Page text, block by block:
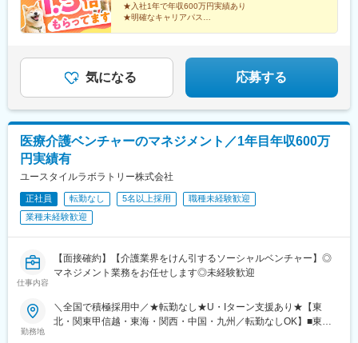
道駅、梶が谷駅、反町駅、電鉄富山駅・エスタ前駅、北松本駅、
日吉町駅、第一通り駅、太閤通駅、車道駅、四日市駅、びわ湖浜
大津駅、大宮駅(京都府)、清水五条駅、西大路三条駅、桃山駅、阿
阪府)、長堀橋駅、西川緑道公園駅、横川駅(広島県)、猿猴橋町
駅、片原町駅(香川県)、市役所前駅(愛媛県)、中洲川端駅、天神南
駅、西黒崎駅、旦過駅、長崎駅(長崎県)、九品寺交差点駅、国府駅
越・香川・徳島・青森・多摩川にて新規オープン★別事業へのキ
ャリアチェンジによる昇格可能☆ページ下部「勤務地の一例」も
ご参照ください【2／全国マネージャーコース】◆全国募集／引越
在地はHP参照⇒養成期間後の勤務地は現在お住まいの地域又はジ
ェネラルマネージャーと相談の上決定◆引越し手当支給・家賃無
料の借り上げ社宅提供☆早期キャリアアップしたい方に最適なポ
ジション
★入社1年で年収600万円実績あり
★明確なキャリアパス
気になる 応募する
医療介護ベンチャーのマネジメント／1年目年収600万
円実績有
ユースタイルラボラトリー株式会社
正社員 転勤なし 5名以上採用
職種未経験歓迎
業種未経験歓迎
仕事内容
【面接確約】【介護業界をけん引するソーシャルベンチャー】◎
マネジメント業務をお任せします◎未経験歓迎
勤務地
＼全国で積極採用中／★転勤なし★U・Iターン支援あり★【東
北・関東甲信越・東海・関西・中国・九州／転勤なしOK】■東北